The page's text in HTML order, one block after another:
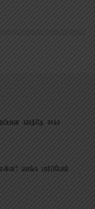
கராத்தே சாகச
வாங்க பார்ப்போம்